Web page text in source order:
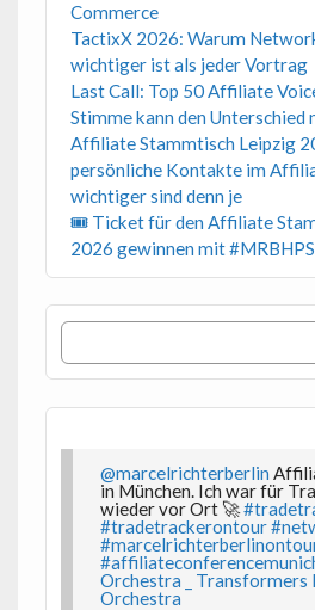
Commerce
TactixX 2026: Warum
wichtiger ist als jeder Vortrag
Last Call: Top 50 Affiliate
Stimme kann den Unterschied
Affiliate Stammtisch Leipzig
persönliche Kontakte im
wichtiger sind denn je
🎟 Ticket für den Affiliate
2026 gewinnen mit #MRBHPS
Suchen
@marcelrichterberlin
in München. Ich war für
wieder vor Ort 🚀
#tradetrackerontour
Orchestra _ Transformers
Orchestra